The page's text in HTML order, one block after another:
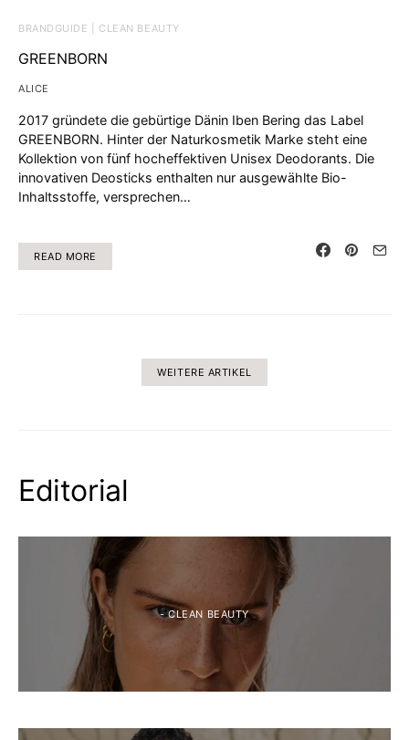
BRANDGUIDE | CLEAN BEAUTY
GREENBORN
ALICE
2017 gründete die gebürtige Dänin Iben Bering das Label
GREENBORN. Hinter der Naturkosmetik Marke steht eine
Kollektion von fünf hocheffektiven Unisex Deodorants. Die
innovativen Deosticks enthalten nur ausgewählte Bio-
Inhaltsstoffe, versprechen…
READ MORE
WEITERE ARTIKEL
Editorial
- CLEAN BEAUTY